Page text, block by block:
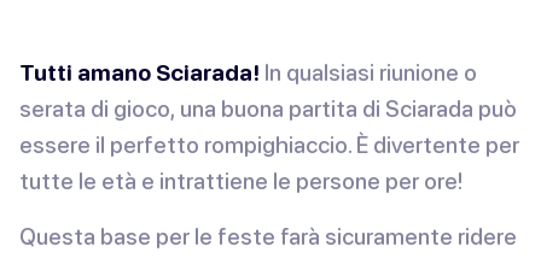
Tutti amano Sciarada! In qualsiasi riunione o
serata di gioco, una buona partita di Sciarada può
essere il perfetto rompighiaccio. È divertente per
tutte le età e intrattiene le persone per ore!
Questa base per le feste farà sicuramente ridere